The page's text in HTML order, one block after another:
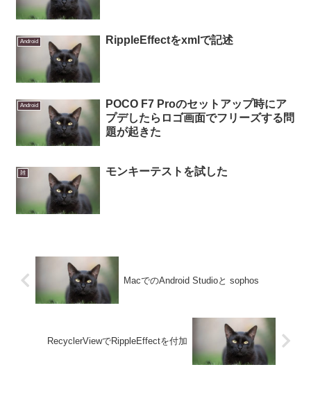
Android RippleEffectをxmlで記述
Android
POCO F7 Proのセットアップ時にア
プデしたらロゴ画面でフリーズする問
題が起きた
雑 モンキーテストを試した
MacでのAndroid Studioと sophos
RecyclerViewでRippleEffectを付加